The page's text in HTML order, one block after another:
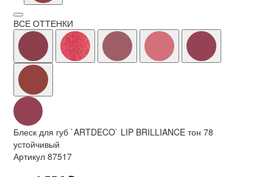
ВСЕ ОТТЕНКИ
Блеск для губ `ARTDECO` LIP BRILLIANCE тон 78
устойчивый
Артикул87517